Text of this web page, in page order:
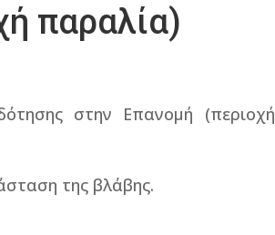
παραλία)
στην Επανομή (περιοχή
της βλάβης.